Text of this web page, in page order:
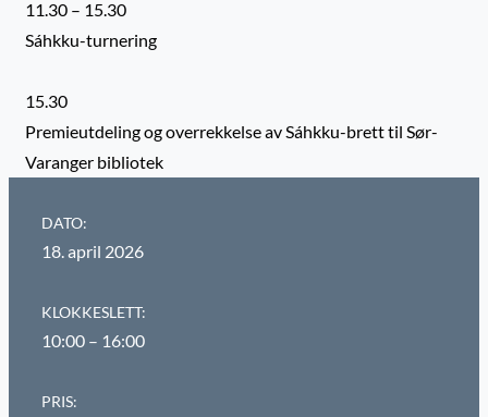
11.30 – 15.30
Sáhkku-turnering
15.30
Premieutdeling og overrekkelse av Sáhkku-brett til Sør-
Varanger bibliotek
DATO:
18. april 2026
KLOKKESLETT:
10:00 – 16:00
PRIS: